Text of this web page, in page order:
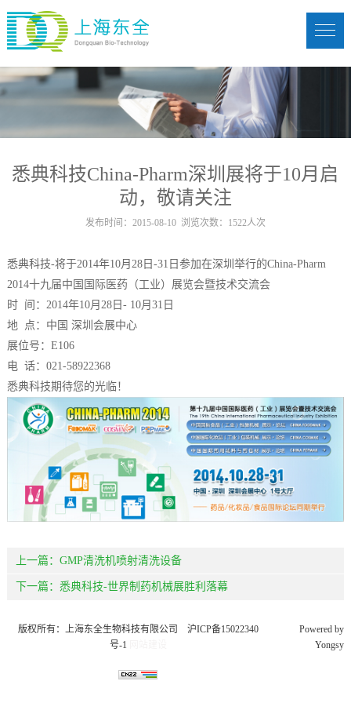
悉典科技China-Pharm深圳展将于10月启
动，敬请关注
发布时间：2015-08-10 浏览次数：1522人次
悉典科技-将于2014年10月28日-31日参加在深圳举行的China-Pharm
2014十九届中国国际医药（工业）展览会暨技术交流会
时 间：2014年10月28日- 10月31日
地 点：中国 深圳会展中心
展位号：E106
电 话：021-58922368
悉典科技期待您的光临！
上一篇： GMP清洗机喷射清洗设备
下一篇： 悉典科技-世界制药机械展胜利落幕
版权所有：上海东全生物科技有限公司 沪ICP备15022340
号-1
Powered by
Yongsy